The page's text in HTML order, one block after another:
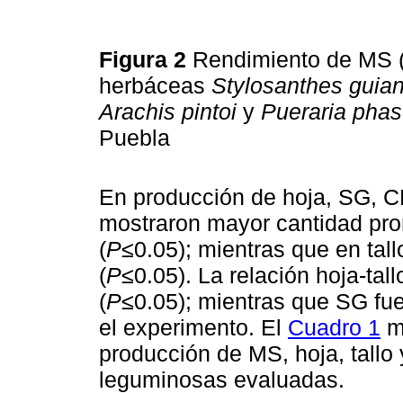
Figura 2 Rendimiento de MS
herbáceas Stylosanthes
Arachis pintoi y Pueraria
Puebla
En producción de hoja, SG,
mostraron mayor cantidad
(P≤0.05); mientras que en
(P≤0.05). La relación hoja-
(P≤0.05); mientras que SG
el experimento. El Cuadro 1
producción de MS, hoja,
leguminosas evaluadas.